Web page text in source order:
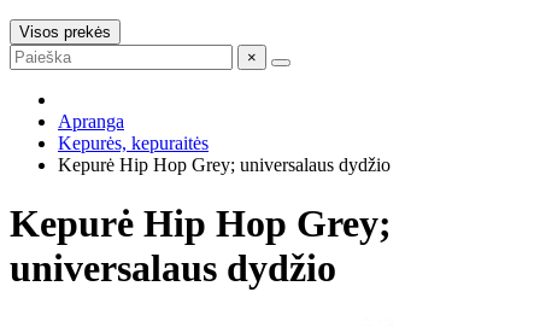
Visos prekės
×
Apranga
Kepurės, kepuraitės
Kepurė Hip Hop Grey; universalaus dydžio
Kepurė Hip Hop Grey;
universalaus dydžio